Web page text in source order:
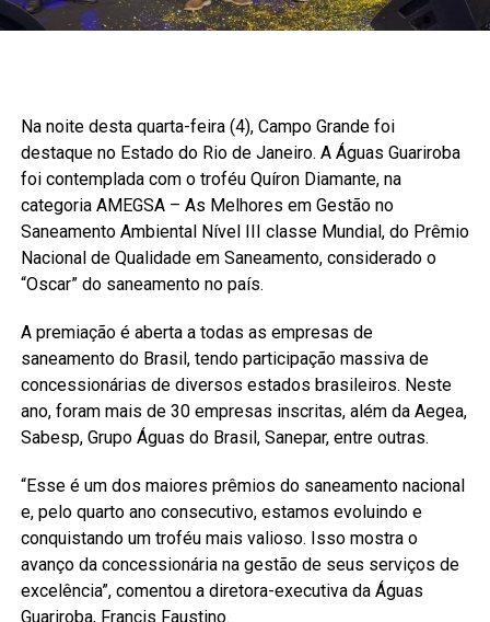
Na noite desta quarta-feira (4), Campo Grande foi
destaque no Estado do Rio de Janeiro. A Águas Guariroba
foi contemplada com o troféu Quíron Diamante, na
categoria AMEGSA – As Melhores em Gestão no
Saneamento Ambiental Nível III classe Mundial, do Prêmio
Nacional de Qualidade em Saneamento, considerado o
“Oscar” do saneamento no país.
A premiação é aberta a todas as empresas de
saneamento do Brasil, tendo participação massiva de
concessionárias de diversos estados brasileiros. Neste
ano, foram mais de 30 empresas inscritas, além da Aegea,
Sabesp, Grupo Águas do Brasil, Sanepar, entre outras.
“Esse é um dos maiores prêmios do saneamento nacional
e, pelo quarto ano consecutivo, estamos evoluindo e
conquistando um troféu mais valioso. Isso mostra o
avanço da concessionária na gestão de seus serviços de
excelência”, comentou a diretora-executiva da Águas
Guariroba, Francis Faustino.